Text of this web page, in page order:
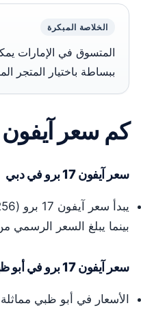
الخلاصة المبكرة
ببساطة باختيار المتجر
كم سعر آيفون 17 برو في
سعر آيفون 17 برو في دبي
بينما يبلغ السعر الرسمي من آبل
سعر آيفون 17 برو في أبو ظبي
الأسعار في أبو ظبي